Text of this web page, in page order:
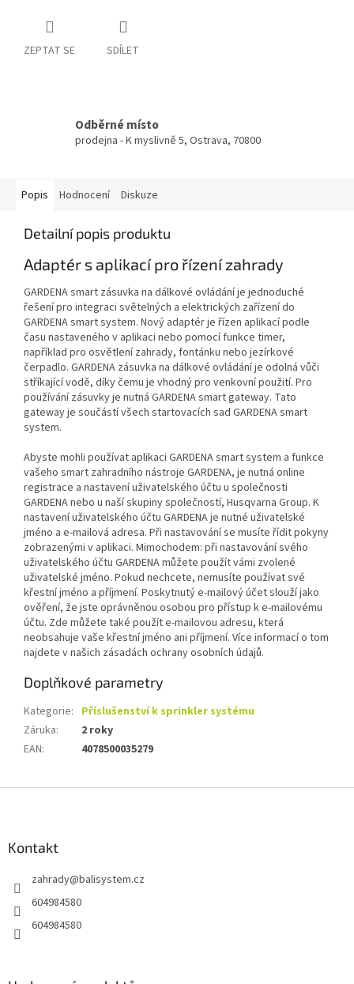
ZEPTAT SE SDÍLET
Odběrné místo
prodejna - K myslivně 5, Ostrava, 70800
Popis Hodnocení Diskuze
Detailní popis produktu
Adaptér s aplikací pro řízení zahrady
GARDENA smart zásuvka na dálkové ovládání je jednoduché
řešení pro integraci světelných a elektrických zařízení do
GARDENA smart system. Nový adaptér je řízen aplikací podle
času nastaveného v aplikaci nebo pomocí funkce timer,
například pro osvětlení zahrady, fontánku nebo jezírkové
čerpadlo. GARDENA zásuvka na dálkové ovládání je odolná vůči
stříkající vodě, díky čemu je vhodný pro venkovní použití. Pro
používání zásuvky je nutná GARDENA smart gateway. Tato
gateway je součástí všech startovacích sad GARDENA smart
system.
Abyste mohli používat aplikaci GARDENA smart system a funkce
vašeho smart zahradního nástroje GARDENA, je nutná online
registrace a nastavení uživatelského účtu u společnosti
GARDENA nebo u naší skupiny společností, Husqvarna Group. K
nastavení uživatelského účtu GARDENA je nutné uživatelské
jméno a e-mailová adresa. Při nastavování se musíte řídit pokyny
zobrazenými v aplikaci. Mimochodem: při nastavování svého
uživatelského účtu GARDENA můžete použít vámi zvolené
uživatelské jméno. Pokud nechcete, nemusíte používat své
křestní jméno a příjmení. Poskytnutý e-mailový účet slouží jako
ověření, že jste oprávněnou osobou pro přístup k e-mailovému
účtu. Zde můžete také použít e-mailovou adresu, která
neobsahuje vaše křestní jméno ani příjmení. Více informací o tom
najdete v našich zásadách ochrany osobních údajů.
Doplňkové parametry
Kategorie: Příslušenství k sprinkler systému
Záruka:
2 roky
EAN: 4078500035279
Kontakt
zahrady@balisystem.cz
604984580
604984580